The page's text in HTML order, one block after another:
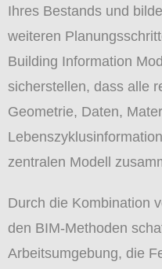
Ihres Bestands und
weiteren
Building Information
sicherstellen, dass alle
Geometrie, Daten,
zentralen Modell
Durch die Kombination
den BIM-Methoden
Arbeitsumgebung, die